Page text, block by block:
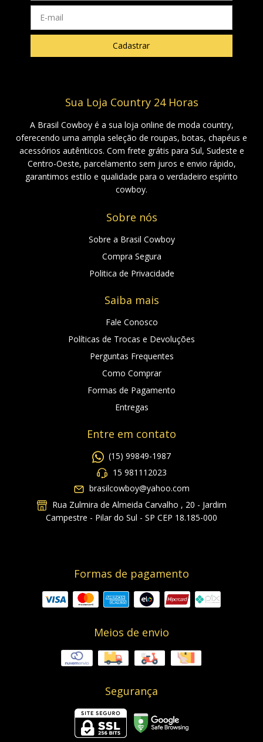
Sua Loja Country 24 Horas
A Brasil Cowboy é a sua loja online de moda country,
oferecendo uma ampla seleção de roupas, botas, chapéus e
acessórios autênticos. Com frete grátis para Sul, Sudeste e
Centro-Oeste, parcelamento sem juros e envio rápido,
garantimos estilo e qualidade para o verdadeiro espírito
cowboy.
Sobre nós
Sobre a Brasil Cowboy
Compra Segura
Politica de Privacidade
Saiba mais
Fale Conosco
Políticas de Trocas e Devoluções
Perguntas Frequentes
Como Comprar
Formas de Pagamento
Entregas
Entre em contato
(15) 99849-1987
15 981112023
brasilcowboy@yahoo.com
Rua Zulmira de Almeida Carvalho , 20 - Jardim
Campestre - Pilar do Sul - SP CEP 18.185-000
Formas de pagamento
Meios de envio
Segurança